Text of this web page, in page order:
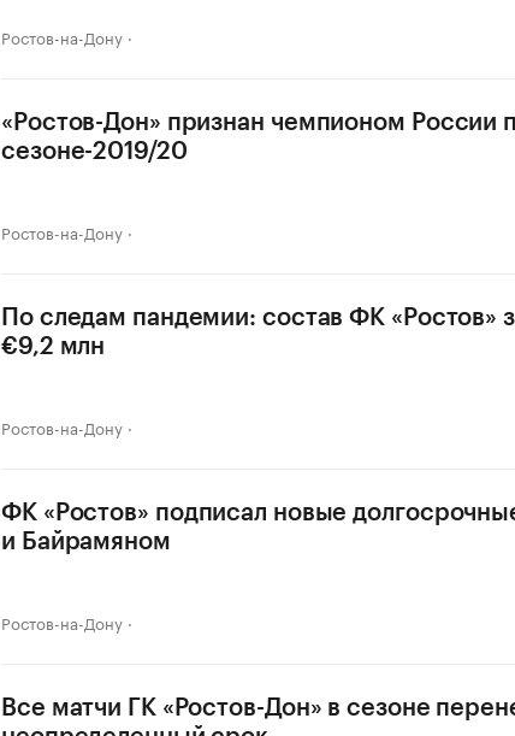
Ростов-на-Дону
«Ростов-Дон» признан чемпионом России
сезоне-2019/20
Ростов-на-Дону
По следам пандемии: состав ФК «Ростов»
€9,2 млн
Ростов-на-Дону
ФК «Ростов» подписал новые
и Байрамяном
Ростов-на-Дону
Все матчи ГК «Ростов-Дон» в сезоне